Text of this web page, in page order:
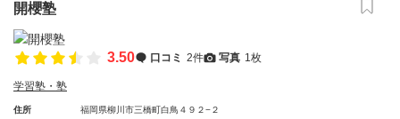
開櫻塾
3.50 口コミ 2件 写真 1枚
学習塾・塾
住所 福岡県柳川市三橋町白鳥４９２−２